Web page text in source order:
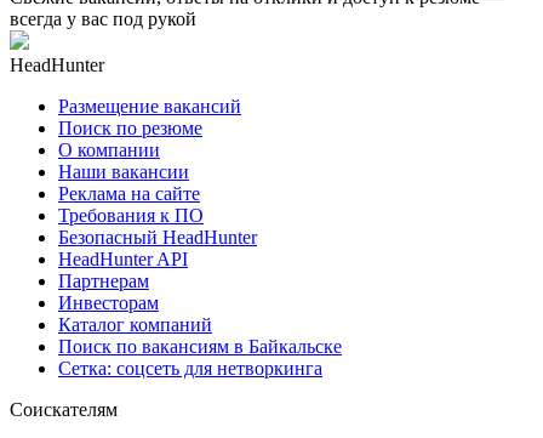
всегда у вас под рукой
HeadHunter
Размещение вакансий
Поиск по резюме
О компании
Наши вакансии
Реклама на сайте
Требования к ПО
Безопасный HeadHunter
HeadHunter API
Партнерам
Инвесторам
Каталог компаний
Поиск по вакансиям в Байкальске
Сетка: соцсеть для нетворкинга
Соискателям